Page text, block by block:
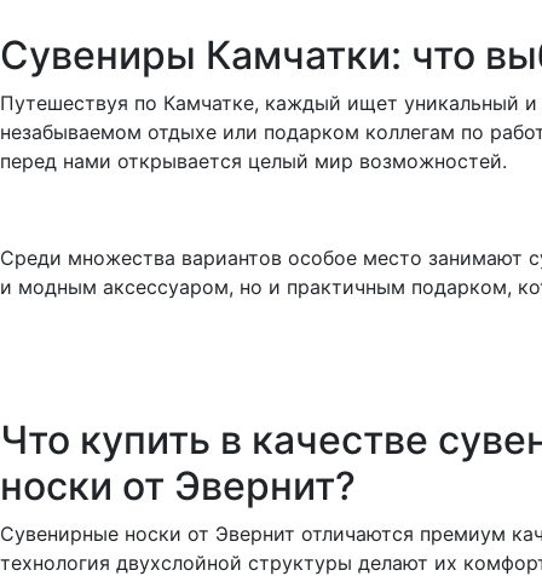
Сувениры Камчатки: что
Путешествуя по Камчатке, каждый ищет уникальный
незабываемом отдыхе или подарком коллегам по
перед нами открывается целый мир возможностей.
Среди множества вариантов особое место занимают
и модным аксессуаром, но и практичным подарком,
Что купить в качестве
носки от Эвернит?
Сувенирные носки от Эвернит отличаются премиум
технология двухслойной структуры делают их